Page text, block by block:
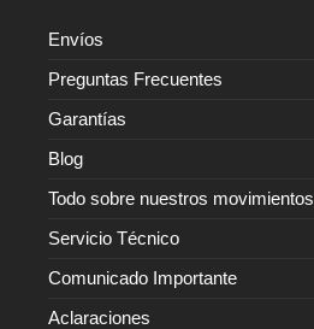
Envíos
Preguntas Frecuentes
Garantías
Blog
Todo sobre nuestros movimientos
Servicio Técnico
Comunicado Importante
Aclaraciones